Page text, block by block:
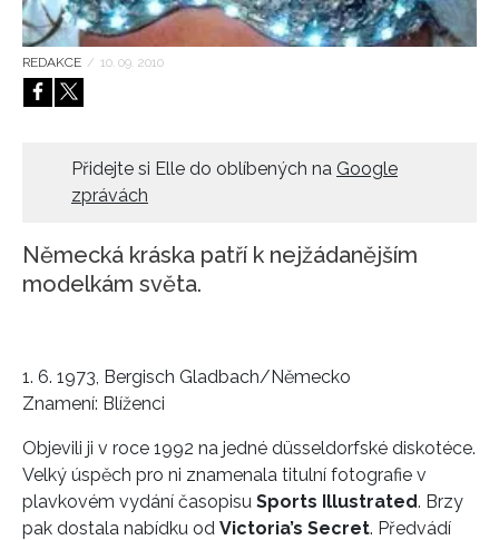
REDAKCE / 10. 09. 2010
Přidejte si Elle do oblíbených na Google
zprávách
Německá kráska patří k nejžádanějším
modelkám světa.
1. 6. 1973, Bergisch Gladbach/Německo
Znamení: Blíženci
Objevili ji v roce 1992 na jedné düsseldorfské diskotéce.
Velký úspěch pro ni znamenala titulní fotografie v
plavkovém vydání časopisu Sports Illustrated. Brzy
pak dostala nabídku od Victoria’s Secret. Předvádí